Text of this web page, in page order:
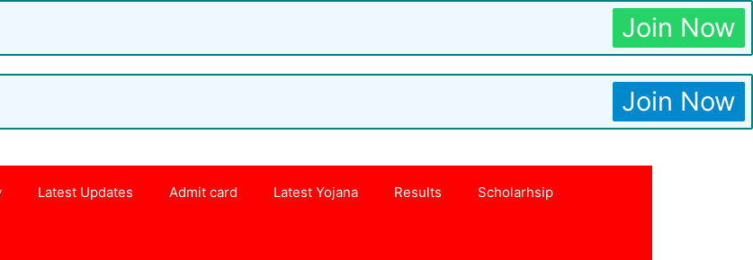
Join Now
Join Now
Latest Updates Admit card Latest Yojana Results Scholarhsip